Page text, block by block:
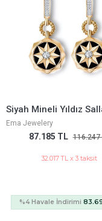
Siyah Mineli Yıldız Sallantılı Altın Küpe
87.185 TL 116.247 TL
32.017 TL x 3 taksit
Havale İndirimi 83.698 TL